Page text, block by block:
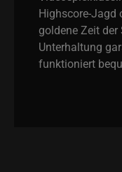
Highscore-Jagd
goldene Zeit
Unterhaltung
funktioniert